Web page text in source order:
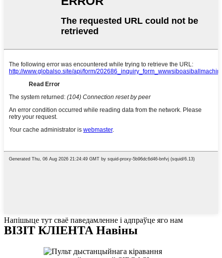
Напішыце тут сваё паведамленне і адпраўце яго нам
ВІЗІТ КЛІЕНТА Навіны